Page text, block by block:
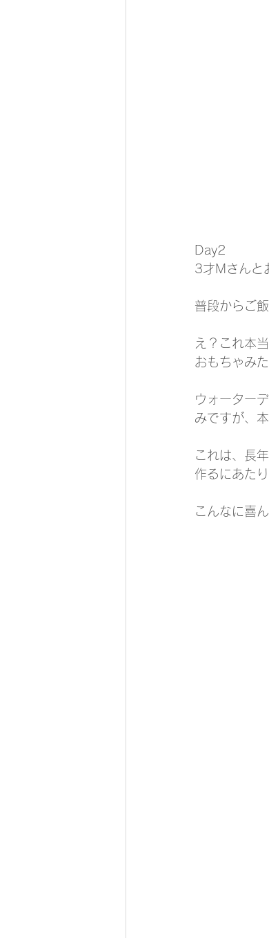
Day2
3才Mさんと
普段からご
え？これ本
おもちゃみ
ウォーター
みですが、
これは、長
作るにあた
こんなに喜